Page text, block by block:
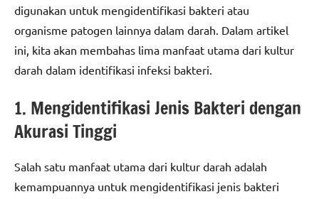
digunakan untuk mengidentifikasi bakteri atau
organisme patogen lainnya dalam darah. Dalam artikel
ini, kita akan membahas lima manfaat utama dari kultur
darah dalam identifikasi infeksi bakteri.
1. Mengidentifikasi Jenis Bakteri dengan
Akurasi Tinggi
Salah satu manfaat utama dari kultur darah adalah
kemampuannya untuk mengidentifikasi jenis bakteri